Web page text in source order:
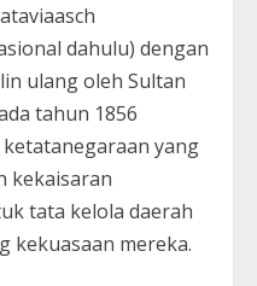
dahulu) dengan
ulang oleh Sultan
tahun 1856
yang
kekaisaran
tata kelola daerah
kekuasaan mereka.